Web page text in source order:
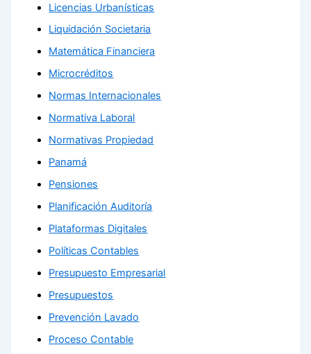
Licencias Urbanísticas
Liquidación Societaria
Matemática Financiera
Microcréditos
Normas Internacionales
Normativa Laboral
Normativas Propiedad
Panamá
Pensiones
Planificación Auditoría
Plataformas Digitales
Políticas Contables
Presupuesto Empresarial
Presupuestos
Prevención Lavado
Proceso Contable